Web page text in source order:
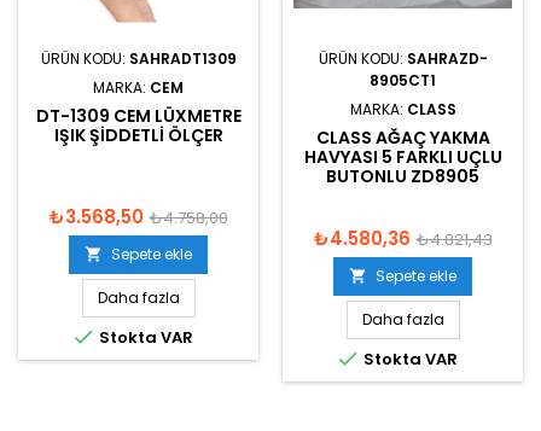
ÜRÜN KODU: SAHRADT1309
MARKA: CEM
DT-1309 CEM LÜXMETRE
IŞIK ŞIDDETLI ÖLÇER
₺3.568,50 ₺4.758,00
 Sepete ekle
Daha fazla
 Stokta VAR
ÜRÜN KODU: SAHRAZD-
8905CT1
MARKA: CLASS
CLASS AĞAÇ YAKMA
HAVYASI 5 FARKLI UÇLU
BUTONLU ZD8905
₺4.580,36 ₺4.821,43
 Sepete ekle
Daha fazla
 Stokta VAR